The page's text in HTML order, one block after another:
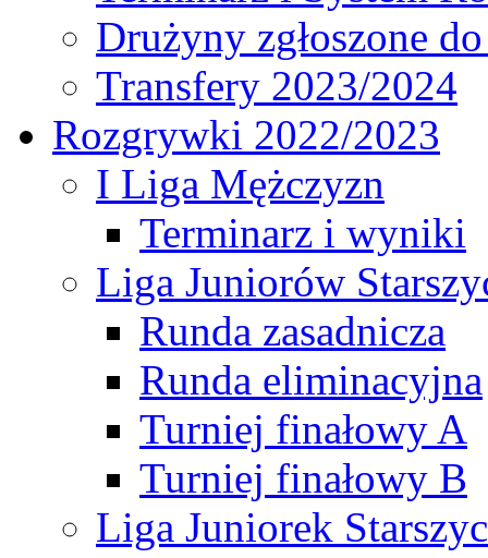
Drużyny zgłoszone
Transfery 2023/2024
Rozgrywki 2022/2023
I Liga Mężczyzn
Terminarz i wyniki
Liga Juniorów
Runda zasadnicza
Runda eliminacyjna
Turniej finałowy A
Turniej finałowy B
Liga Juniorek